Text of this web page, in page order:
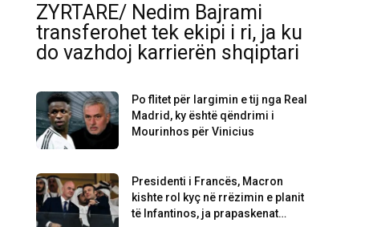
ZYRTARE/ Nedim Bajrami
transferohet tek ekipi i ri, ja ku
do vazhdoj karrierën shqiptari
Po flitet për largimin e tij nga Real
Madrid, ky është qëndrimi i
Mourinhos për Vinicius
Presidenti i Francës, Macron
kishte rol kyç në rrëzimin e planit
të Infantinos, ja prapaskenat…